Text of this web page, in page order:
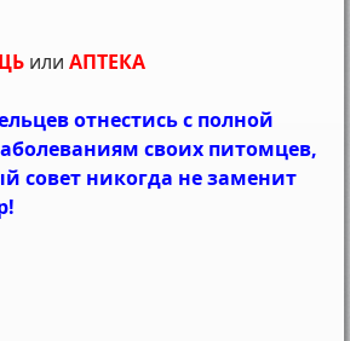
илиАПТЕКА
отнестись с полной
своих питомцев,
совет никогда не заменит